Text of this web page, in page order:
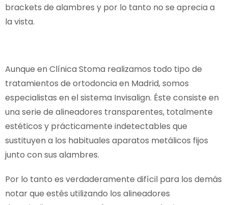
brackets de alambres y por lo tanto no se aprecia a
la vista.
Aunque en Clínica Stoma realizamos todo tipo de
tratamientos de ortodoncia en Madrid, somos
especialistas en el sistema Invisalign. Éste consiste en
una serie de alineadores transparentes, totalmente
estéticos y prácticamente indetectables que
sustituyen a los habituales aparatos metálicos fijos
junto con sus alambres.
Por lo tanto es verdaderamente difícil para los demás
notar que estés utilizando los alineadores